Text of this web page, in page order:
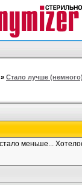
» Стало лучше (немного)
меньше...